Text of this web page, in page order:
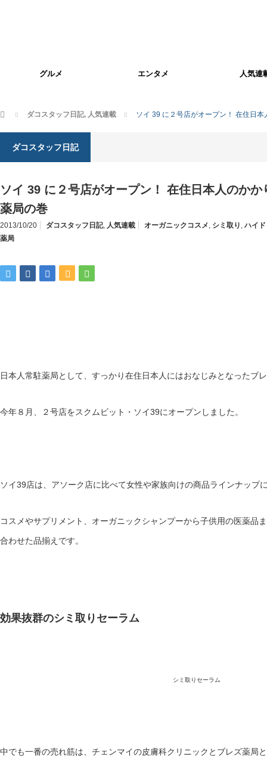
グルメ エンタメ 人気連
ホーム ダコスタッフ日記, 人気連載 ソイ 39 に２号店がオープン！ 在住日
ダコスタッフ日記
ソイ 39 に２号店がオープン！ 在住日本人のか
薬局の巻
2013/10/20 ダコスタッフ日記, 人気連載 オーガニックコスメ, シミ取り , ハイ
薬局
日本人常駐薬局として、すっかり在住日本人にはおなじみとなったブ
今年８月、２号店をスクムビット・ソイ39にオープンしました。
ソイ39店は、アソーク店に比べて女性や家族向けの商品ラインナップ
コスメやサプリメント、オーガニックシャンプーから子供用の医薬品
合わせた品揃えです。
効果抜群のシミ取りセーラム
シミ取りセーラム
中でも一番の売れ筋は、チェンマイの皮膚科クリニックとブレズ薬局